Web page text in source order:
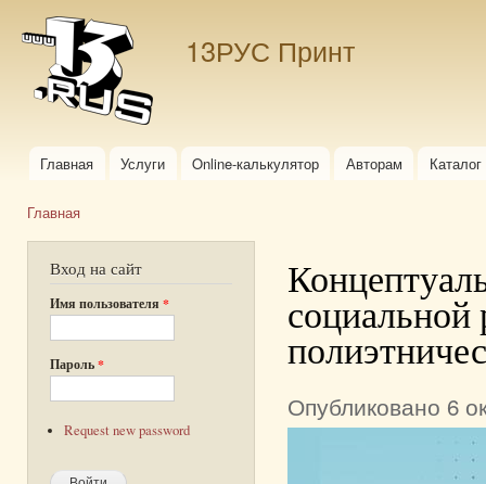
13РУС Принт
Главное меню
Главная Услуги Online-калькулятор Авторам
Главная
Вход на сайт
Имя пользователя *
Пароль*
Request new password
социальной
Опубликовано 6